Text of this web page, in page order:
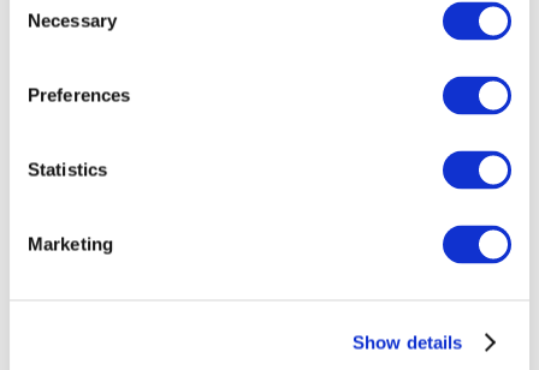
Selection
Necessary
Preferences
Statistics
Marketing
Show details
Заходи